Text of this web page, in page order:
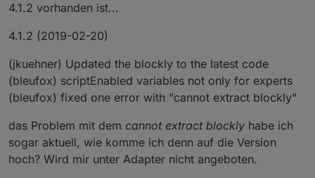
4.1.2 vorhanden ist...
4.1.2 (2019-02-20)
(jkuehner) Updated the blockly to the latest code
(bleufox) scriptEnabled variables not only for experts
(bleufox) fixed one error with "cannot extract blockly"
das Problem mit dem cannot extract blockly habe ich
sogar aktuell, wie komme ich denn auf die Version
hoch? Wird mir unter Adapter nicht angeboten.